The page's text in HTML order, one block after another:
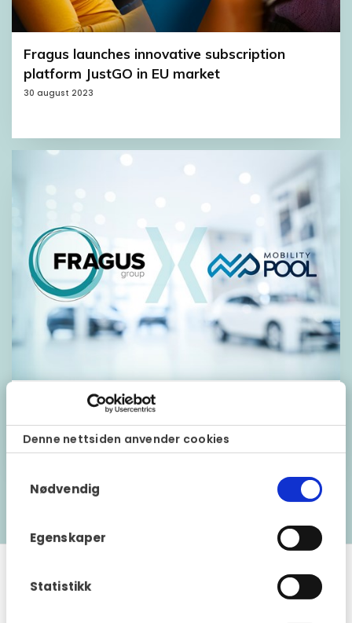
Denne nettsiden anvender cookies
Nødvendig
Egenskaper
Statistikk
Fragus launches innovative subscription
platform JustGO in EU market
30 august 2023
Fragus Group kjøper Mobility Pool